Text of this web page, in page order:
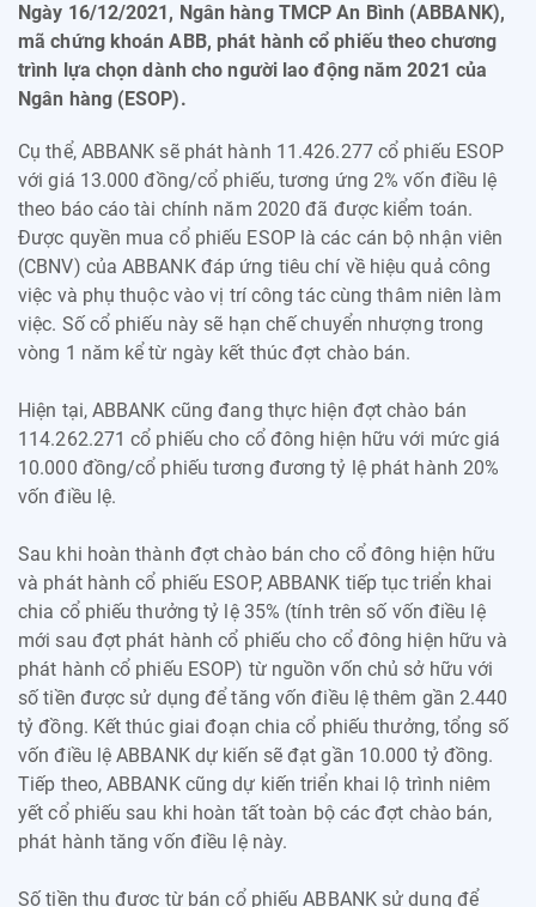
Ngày 16/12/2021, Ngân hàng TMCP An Bình (ABBANK),
mã chứng khoán ABB, phát hành cổ phiếu theo chương
trình lựa chọn dành cho người lao động năm 2021 của
Ngân hàng (ESOP).
Cụ thể, ABBANK sẽ phát hành 11.426.277 cổ phiếu ESOP
với giá 13.000 đồng/cổ phiếu, tương ứng 2% vốn điều lệ
theo báo cáo tài chính năm 2020 đã được kiểm toán.
Được quyền mua cổ phiếu ESOP là các cán bộ nhận viên
(CBNV) của ABBANK đáp ứng tiêu chí về hiệu quả công
việc và phụ thuộc vào vị trí công tác cùng thâm niên làm
việc. Số cổ phiếu này sẽ hạn chế chuyển nhượng trong
vòng 1 năm kể từ ngày kết thúc đợt chào bán.
Hiện tại, ABBANK cũng đang thực hiện đợt chào bán
114.262.271 cổ phiếu cho cổ đông hiện hữu với mức giá
10.000 đồng/cổ phiếu tương đương tỷ lệ phát hành 20%
vốn điều lệ.
Sau khi hoàn thành đợt chào bán cho cổ đông hiện hữu
và phát hành cổ phiếu ESOP, ABBANK tiếp tục triển khai
chia cổ phiếu thưởng tỷ lệ 35% (tính trên số vốn điều lệ
mới sau đợt phát hành cổ phiếu cho cổ đông hiện hữu và
phát hành cổ phiếu ESOP) từ nguồn vốn chủ sở hữu với
số tiền được sử dụng để tăng vốn điều lệ thêm gần 2.440
tỷ đồng. Kết thúc giai đoạn chia cổ phiếu thưởng, tổng số
vốn điều lệ ABBANK dự kiến sẽ đạt gần 10.000 tỷ đồng.
Tiếp theo, ABBANK cũng dự kiến triển khai lộ trình niêm
yết cổ phiếu sau khi hoàn tất toàn bộ các đợt chào bán,
phát hành tăng vốn điều lệ này.
Số tiền thu được từ bán cổ phiếu ABBANK sử dụng để